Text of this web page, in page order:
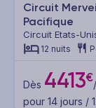
Circuit
Pacifique
Circuit Etats-
Canyon / Death
du Feu /
12 nuits
Dès 4413€
pour 14 jours /